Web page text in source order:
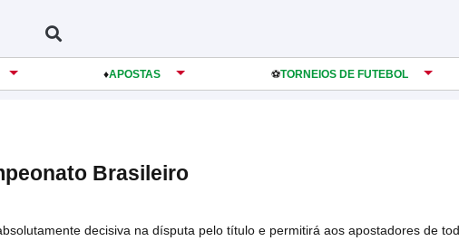
♦️APOSTAS ️⚽️TORNEIOS DE FUTEBOL
Brasileiro
decisiva na dísputa pelo título e permitirá aos apostadores de